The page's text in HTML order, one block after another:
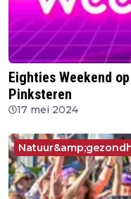
Eighties Weekend
Pinksteren
17 mei 2024